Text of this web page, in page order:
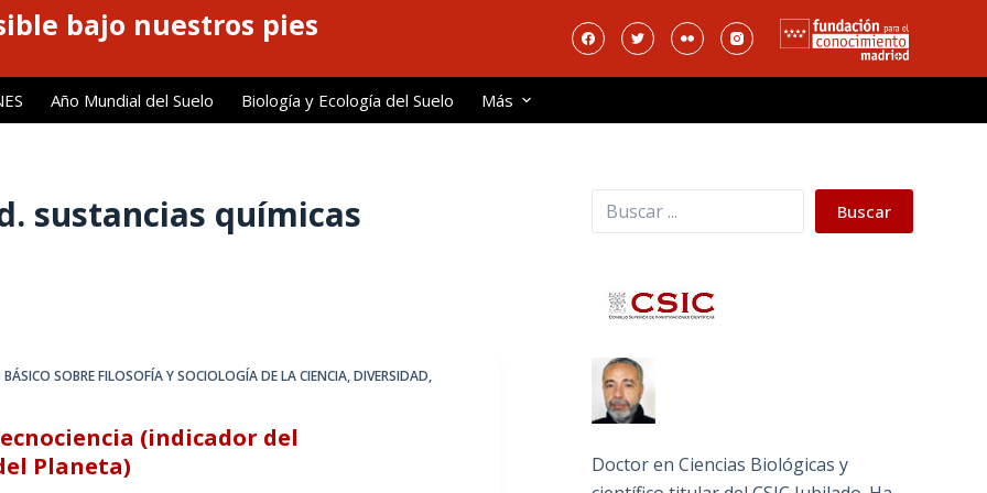
bajo nuestros pies
Año Mundial del Suelo Biología y Ecología del Suelo Más
sustancias químicas
BÁSICO SOBRE FILOSOFÍA Y SOCIOLOGÍA DE LA CIENCIA,DIVERSIDAD,
(indicador del
Planeta)
Buscar Buscar
Doctor en Ciencias Biológicas y